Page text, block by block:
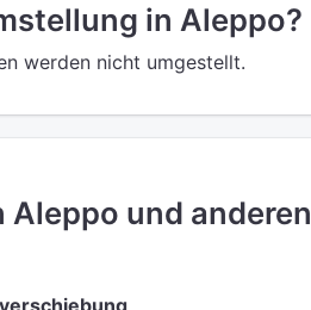
in Aleppo?
werden nicht umgestellt.
und anderen